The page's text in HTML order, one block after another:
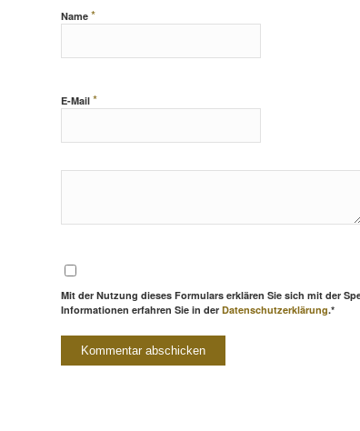
Name *
E-Mail *
Mit der Nutzung dieses Formulars erklären Sie sich mit der
Informationen erfahren Sie in der Datenschutzerklärung.*